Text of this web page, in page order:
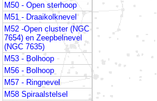
M50 - Open sterhoop
M51 - Draaikolknevel
M52 -Open cluster (NGC
7654) en Zeepbelnevel
(NGC 7635)
M53 - Bolhoop
M56 - Bolhoop
M57 - Ringnevel
M58 Spiraalstelsel